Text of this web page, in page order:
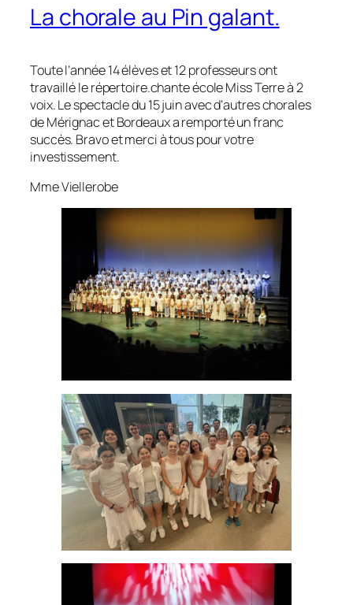
La chorale au Pin galant.
Toute l’année 14 élèves et 12 professeurs ont
travaillé le répertoire.chante école Miss Terre à 2
voix. Le spectacle du 15 juin avec d’autres chorales
de Mérignac et Bordeaux a remporté un franc
succès. Bravo et merci à tous pour votre
investissement.
Mme Viellerobe